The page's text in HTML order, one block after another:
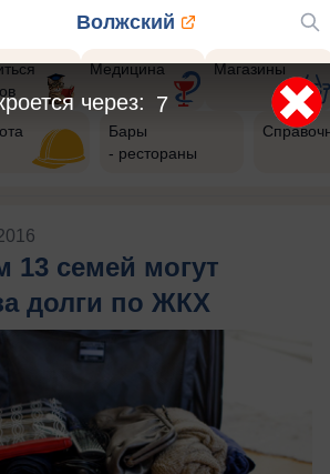
Волжский
Медицина Магазины
Бары
- рестораны
13 семей могут
долги по ЖКХ
5
через: